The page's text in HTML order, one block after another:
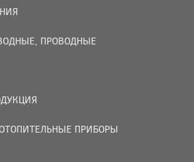
ПРОВОДНЫЕ
ПРИБОРЫ